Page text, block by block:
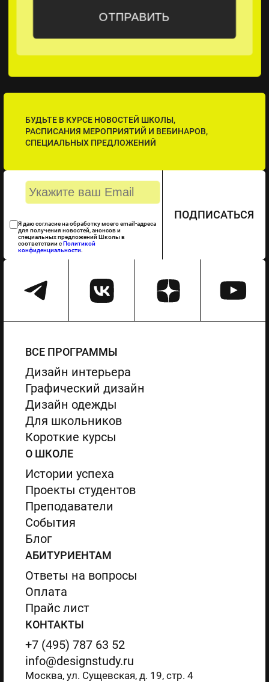
БУДЬТЕ В КУРСЕ НОВОСТЕЙ ШКОЛЫ,
РАСПИСАНИЯ МЕРОПРИЯТИЙ И ВЕБИНАРОВ,
СПЕЦИАЛЬНЫХ ПРЕДЛОЖЕНИЙ
Я даю согласие на обработку моего email-адреса
для получения новостей, анонсов и
специальных предложений Школы в
соответствии сПолитикой
конфиденциальности.
ПОДПИСАТЬСЯ
ВСЕ ПРОГРАММЫ
Дизайн интерьера
Графический дизайн
Дизайн одежды
Для школьников
Короткие курсы
О ШКОЛЕ
Истории успеха
Проекты студентов
Преподаватели
События
Блог
АБИТУРИЕНТАМ
Ответы на вопросы
Оплата
Прайс лист
КОНТАКТЫ
+7 (495) 787 63 52
info@designstudy.ru
Москва, ул. Сущевская, д. 19, стр. 4